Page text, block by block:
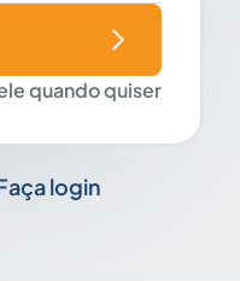
quando quiser
login